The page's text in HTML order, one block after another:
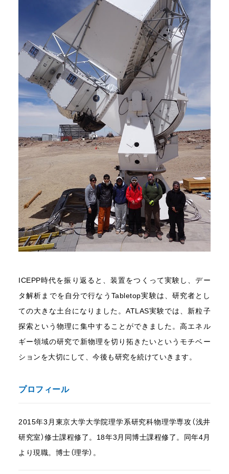
ICEPP時代を振り返ると、装置をつくって実験し、デー
タ解析までを自分で行なうTabletop実験は、研究者とし
ての大きな土台になりました。ATLAS実験では、新粒子
探索という物理に集中することができました。高エネル
ギー領域の研究で新物理を切り拓きたいというモチベー
ションを大切にして、今後も研究を続けていきます。
プロフィール
2015年3月東京大学大学院理学系研究科物理学専攻（浅井
研究室）修士課程修了。18年3月同博士課程修了。同年4月
より現職。博士（理学）。